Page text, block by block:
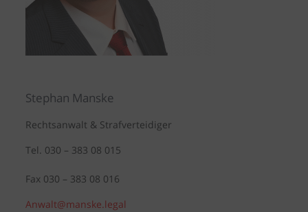
Stephan Manske
Rechtsanwalt & Strafverteidiger
Tel. 030 – 383 08 015
Fax 030 – 383 08 016
Anwalt@manske.legal